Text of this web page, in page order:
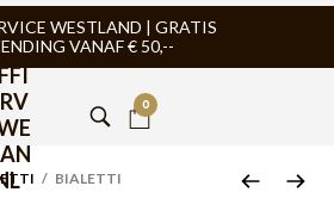
WESTLAND | GRATIS
VANAF € 50,--
0
/ BIALETTI